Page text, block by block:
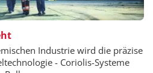
Industrie wird die präzise
- Coriolis-Systeme